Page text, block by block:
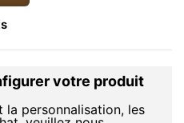
votre produit
la personnalisation, les